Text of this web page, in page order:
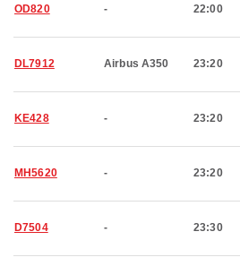
OD820 - 22:00
DL7912 Airbus A350 23:20
KE428 - 23:20
MH5620 - 23:20
D7504 - 23:30